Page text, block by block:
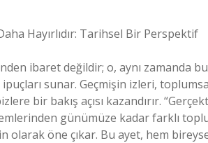
Hayırlıdır: Tarihsel Bir Perspektif
ibaret değildir; o, aynı zamanda
sunar. Geçmişin izleri,
bir bakış açısı kazandırır.
günümüze kadar farklı
öne çıkar. Bu ayet, hem